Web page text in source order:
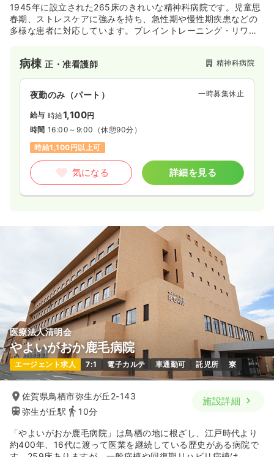
1945年に設立された265床のきれいな精神科病院です。児童思
春期、ストレスケアに強みを持ち、急性期や慢性期疾患などの
多様な患者に対応しています。ブレイントレーニング・リワー
親子ブレイントレーニングなどを行っています。うつ病リワー
ク研究会正会員施設として認定されています。訪問看護・デイ
ケア施設と連携を取りながら看護サービスを提供しています。
病棟正・准看護師 精神科病院
夜勤のみ（パート） 一時募集休止
給与 時給1,100円
時間 16:00～9:00 （休憩90分）
時給1,100円以上可
気になる 詳細を見る
医療法人清明会
やよいがおか鹿毛病院
エージェント求人 7:1 電子カルテ 車通勤可 託児所 寮
佐賀県鳥栖市弥生が丘2-143
弥生が丘駅
10分
施設詳細
「やよいがおか鹿毛病院」は鳥栖の地に根ざし、江戸時代より
約400年、16代に渡って医業を継続している歴史がある病院で